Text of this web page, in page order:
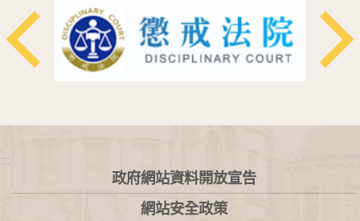
:::
政府網站資料開放宣告
網站安全政策